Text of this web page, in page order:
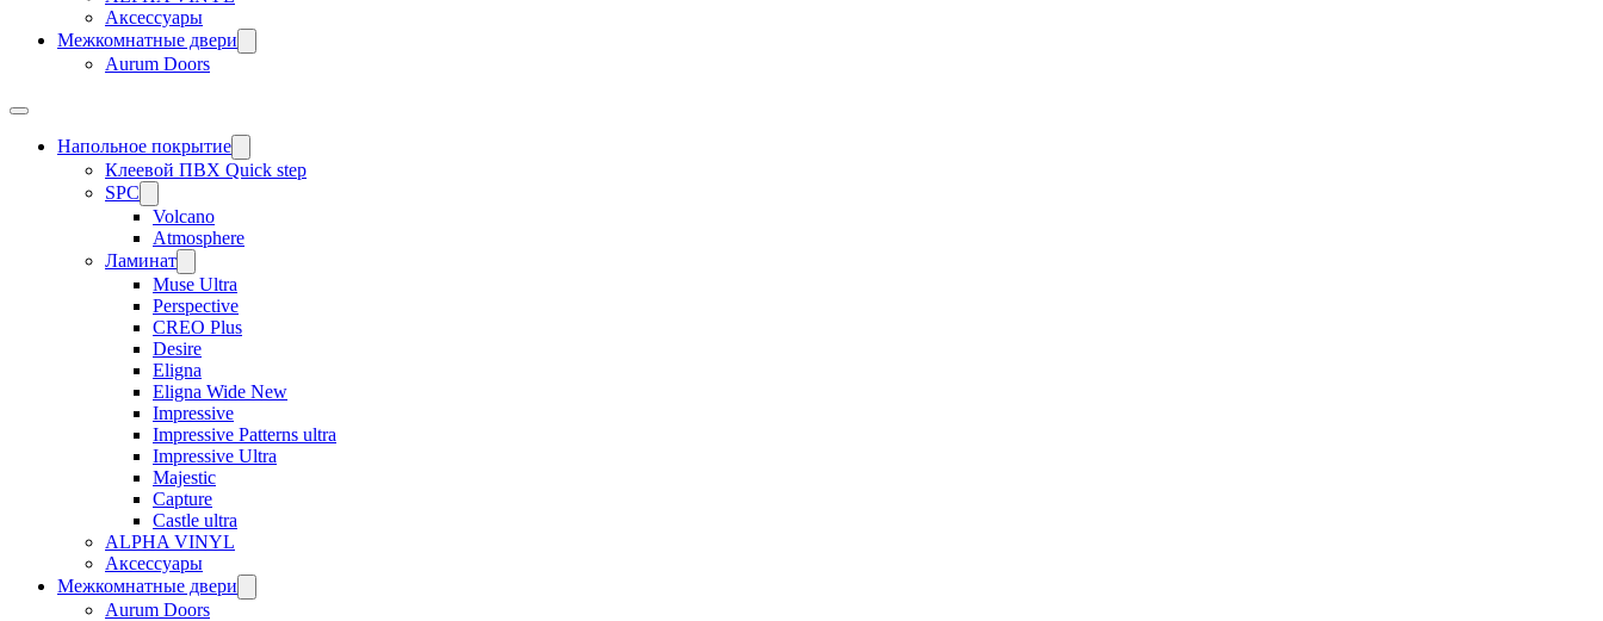
Аксессуары
Межкомнатные двери
Aurum Doors
Напольное покрытие
Клеевой ПВХ Quick step
SPC
Volcano
Atmosphere
Ламинат
Muse Ultra
Perspective
CREO Plus
Desire
Eligna
Eligna Wide New
Impressive
Impressive Patterns ultra
Impressive Ultra
Majestic
Capture
Castle ultra
ALPHA VINYL
Аксессуары
Межкомнатные двери
Aurum Doors